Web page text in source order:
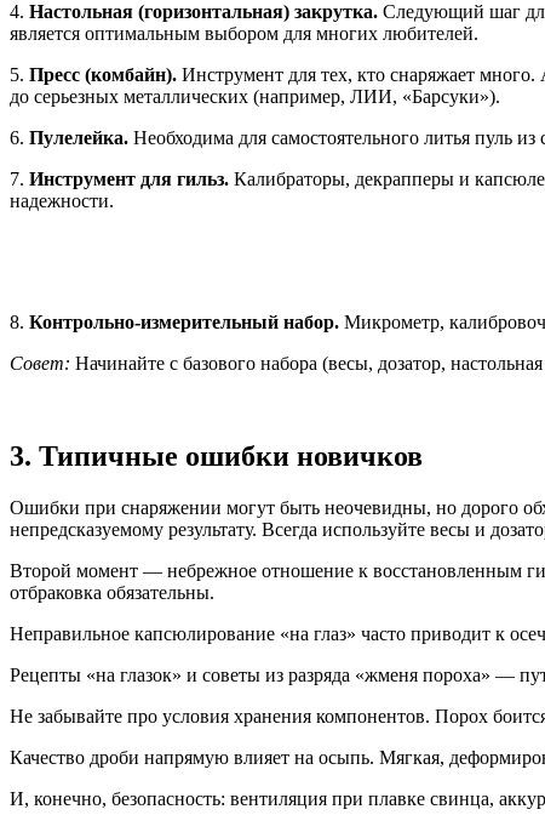
4. Настольная (горизонтальная) закрутка. Следующий шаг
является оптимальным выбором для многих любителей.
5. Пресс (комбайн). Инструмент для тех, кто снаряжает
до серьезных металлических (например, ЛИИ, «Барсуки»).
6. Пулелейка. Необходима для самостоятельного литья пуль
7. Инструмент для гильз. Калибраторы, декрапперы и
надежности.
8. Контрольно-измерительный набор. Микрометр,
Совет: Начинайте с базового набора (весы, дозатор,
3. Типичные ошибки новичков
Ошибки при снаряжении могут быть неочевидны, но дорого
непредсказуемому результату. Всегда используйте весы и
Второй момент — небрежное отношение к восстановленным
отбраковка обязательны.
Неправильное капсюлирование «на глаз» часто приводит к
Рецепты «на глазок» и советы из разряда «жменя пороха» —
Не забывайте про условия хранения компонентов. Порох
Качество дроби напрямую влияет на осыпь. Мягкая,
И, конечно, безопасность: вентиляция при плавке свинца,